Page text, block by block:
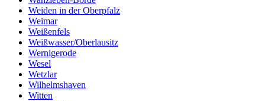
Weiden in der Oberpfalz
Weimar
Weißenfels
Weißwasser/Oberlausitz
Wernigerode
Wesel
Wetzlar
Wilhelmshaven
Witten